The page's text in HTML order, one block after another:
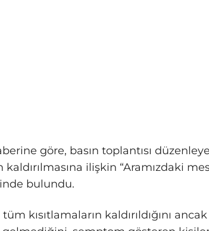
göre, basın toplantısı
kaldırılmasına ilişkin “Aramızdaki
bulundu.
kısıtlamaların kaldırıldığını